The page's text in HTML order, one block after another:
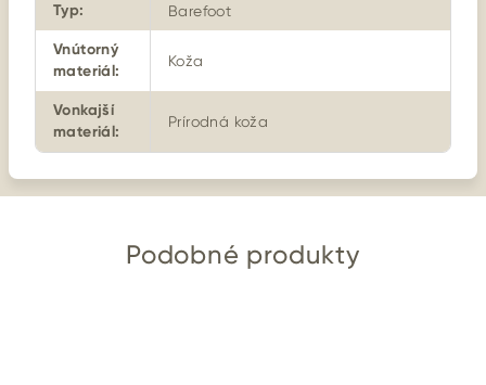
Typ: Barefoot
Vnútorný
materiál:
Koža
Vonkajší
materiál:
Prírodná koža
Podobné produkty